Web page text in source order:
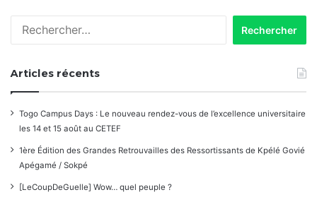
commentaires
Articles récents
Togo Campus Days : Le nouveau rendez-vous de l’excellence universitaire
les 14 et 15 août au CETEF
1ère Édition des Grandes Retrouvailles des Ressortissants de Kpélé Govié
Apégamé / Sokpé
[LeCoupDeGuelle] Wow… quel peuple ?